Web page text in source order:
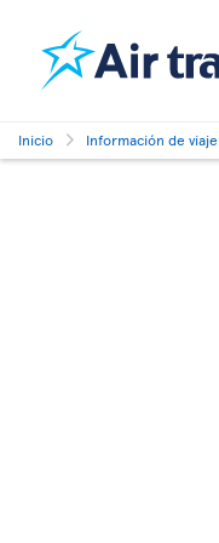
Inicio Información de viaje